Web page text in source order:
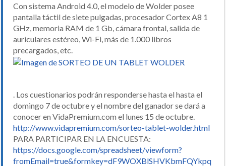
Con sistema Android 4.0, el modelo de Wolder posee
pantalla táctil de siete pulgadas, procesador Cortex A8 1
GHz, memoria RAM de 1 Gb, cámara frontal, salida de
auriculares estéreo, Wi-Fi, más de 1.000 libros
precargados, etc.
. Los cuestionarios podrán responderse hasta el hasta el
domingo 7 de octubre y el nombre del ganador se dará a
conocer en VidaPremium.com el lunes 15 de octubre.
http://www.vidapremium.com/sorteo-tablet-wolder.html
PARA PARTICIPAR EN LA ENCUESTA:
https://docs.google.com/spreadsheet/viewform?
fromEmail=true&formkey=dF9WOXBlSHVKbmFQYkpq